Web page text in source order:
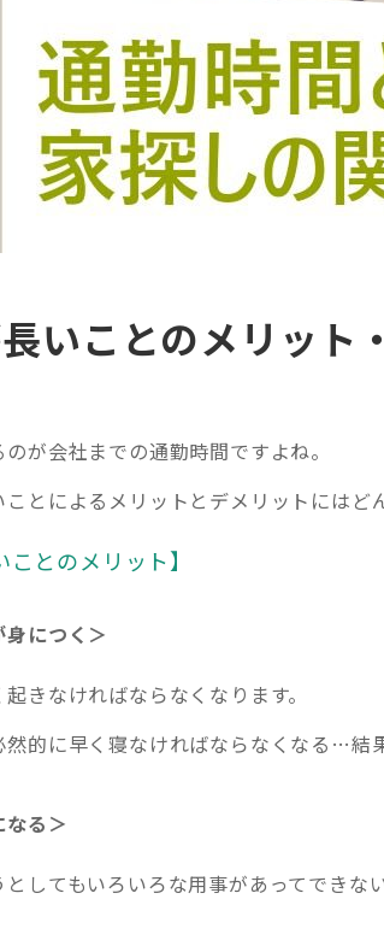
いことのメリット
が会社までの通勤時間ですよね。
とによるメリットとデメリットにはど
ことのメリット】
につく＞
きなければならなくなります。
的に早く寝なければならなくなる…結
る＞
してもいろいろな用事があってできな